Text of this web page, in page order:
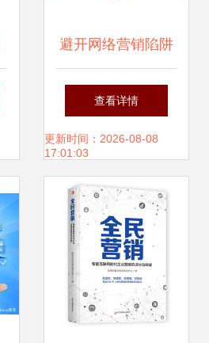
避开网络营销陷阱
互联网销售的生存
指南
查看详情
更新时间：2026-08-08
17:01:03